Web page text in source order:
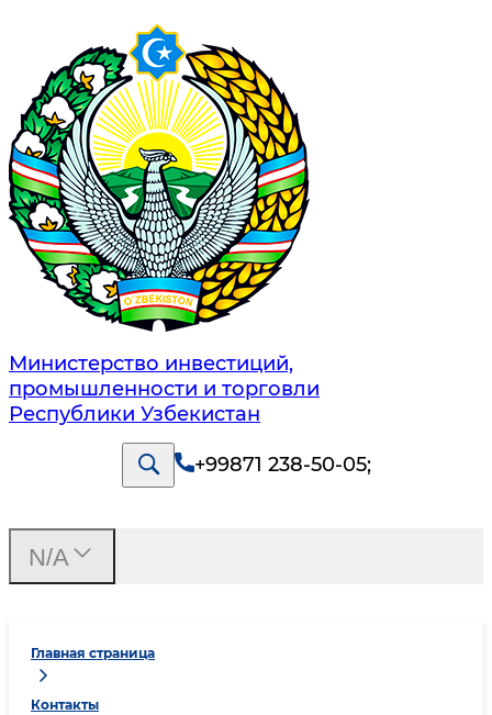
Министерство инвестиций,
промышленности и торговли
Республики Узбекистан
+99871 238-50-05;
Главная страница
Контакты
N/A